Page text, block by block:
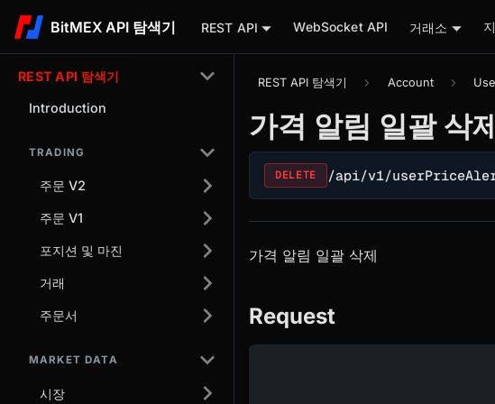
BitMEX API 탐색기 REST API WebSocket API 거래소
REST API 탐색기
Introduction
TRADING
주문 V2
주문 V1
포지션 및 마진
거래
주문서
MARKET DATA
시장
REST API 탐색기 Account
가격 알림 일괄 삭
DELETE /api/v1/
가격 알림 일괄 삭제
Request